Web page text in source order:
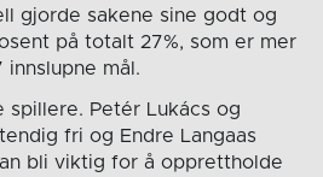
gjorde sakene sine godt og
på totalt 27%, som er mer
mål.
spillere. Petér Lukács og
fri og Endre Langaas
bli viktig for å opprettholde